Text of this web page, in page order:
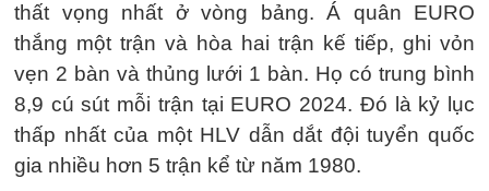
thất vọng nhất ở vòng bảng. Á quân EURO
thắng một trận và hòa hai trận kế tiếp, ghi vỏn
vẹn 2 bàn và thủng lưới 1 bàn. Họ có trung bình
8,9 cú sút mỗi trận tại EURO 2024. Đó là kỷ lục
thấp nhất của một HLV dẫn dắt đội tuyển quốc
gia nhiều hơn 5 trận kể từ năm 1980.